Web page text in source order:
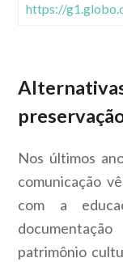
https://
Nos últimos
comunicação
com a
patrimônio